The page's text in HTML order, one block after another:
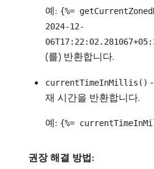
예: {%=
2024-12-
(를) 반환합니다.
currentTimeInMillis()
재 시간을 반환합니다.
예: {%=
권장 해결 방법: